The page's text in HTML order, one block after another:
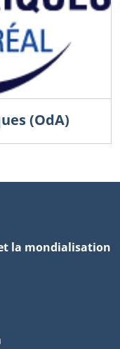
(OdA)
la mondialisation